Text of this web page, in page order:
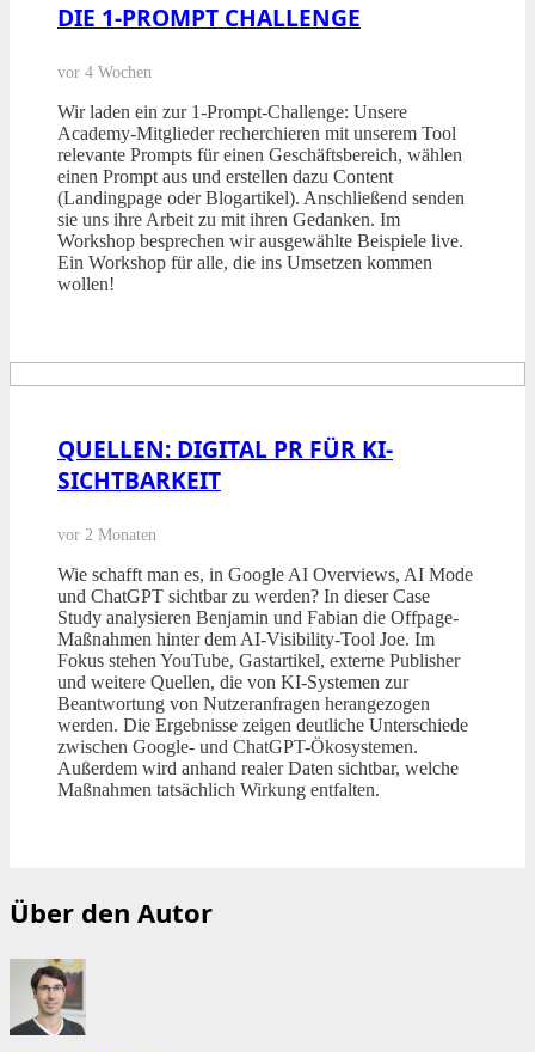
DIE 1-PROMPT CHALLENGE
vor 4 Wochen
Wir laden ein zur 1-Prompt-Challenge: Unsere
Academy-Mitglieder recherchieren mit unserem Tool
relevante Prompts für einen Geschäftsbereich, wählen
einen Prompt aus und erstellen dazu Content
(Landingpage oder Blogartikel). Anschließend senden
sie uns ihre Arbeit zu mit ihren Gedanken. Im
Workshop besprechen wir ausgewählte Beispiele live.
Ein Workshop für alle, die ins Umsetzen kommen
wollen!
QUELLEN: DIGITAL PR FÜR KI-
SICHTBARKEIT
vor 2 Monaten
Wie schafft man es, in Google AI Overviews, AI Mode
und ChatGPT sichtbar zu werden? In dieser Case
Study analysieren Benjamin und Fabian die Offpage-
Maßnahmen hinter dem AI-Visibility-Tool Joe. Im
Fokus stehen YouTube, Gastartikel, externe Publisher
und weitere Quellen, die von KI-Systemen zur
Beantwortung von Nutzeranfragen herangezogen
werden. Die Ergebnisse zeigen deutliche Unterschiede
zwischen Google- und ChatGPT-Ökosystemen.
Außerdem wird anhand realer Daten sichtbar, welche
Maßnahmen tatsächlich Wirkung entfalten.
Über den Autor